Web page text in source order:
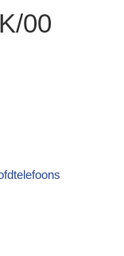
00